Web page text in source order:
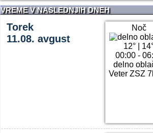
VREME V NASLEDNJIH DNEH
Torek
11.08. avgust
Noč
12°
00:00 -
delno
Veter ZSZ